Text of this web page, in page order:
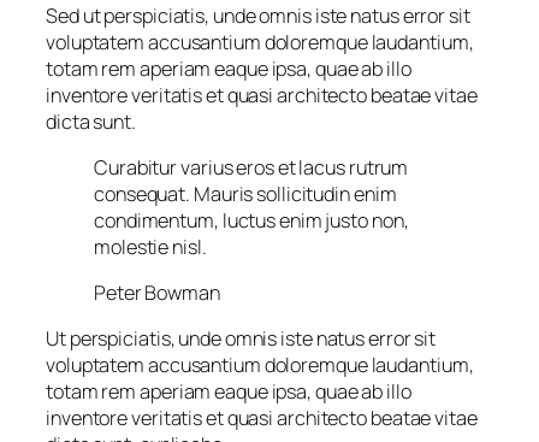
Sed ut perspiciatis, unde omnis iste natus error sit
voluptatem accusantium doloremque laudantium,
totam rem aperiam eaque ipsa, quae ab illo
inventore veritatis et quasi architecto beatae vitae
dicta sunt.
Curabitur varius eros et lacus rutrum
consequat. Mauris sollicitudin enim
condimentum, luctus enim justo non,
molestie nisl.
Peter Bowman
Ut perspiciatis, unde omnis iste natus error sit
voluptatem accusantium doloremque laudantium,
totam rem aperiam eaque ipsa, quae ab illo
inventore veritatis et quasi architecto beatae vitae